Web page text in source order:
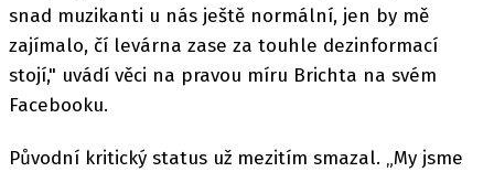
snad muzikanti u nás ještě normální, jen by mě
zajímalo, čí levárna zase za touhle dezinformací
stojí," uvádí věci na pravou míru Brichta na svém
Facebooku.
Původní kritický status už mezitím smazal. „My jsme